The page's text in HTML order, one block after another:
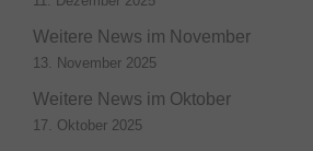
Weitere News im November
13. November 2025
Weitere News im Oktober
17. Oktober 2025